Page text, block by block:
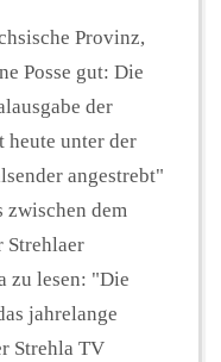
Provinz,
Posse gut: Die
der
heute unter der
angestrebt"
zwischen dem
Strehlaer
zu lesen: "Die
jahrelange
Strehla TV